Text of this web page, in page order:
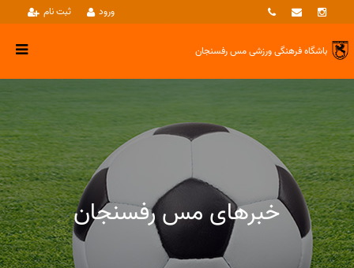
ثبت نام ورود
باشگاه فرهنگی ورزشیمس رفسنجان
خبرهای مس رفسنجان